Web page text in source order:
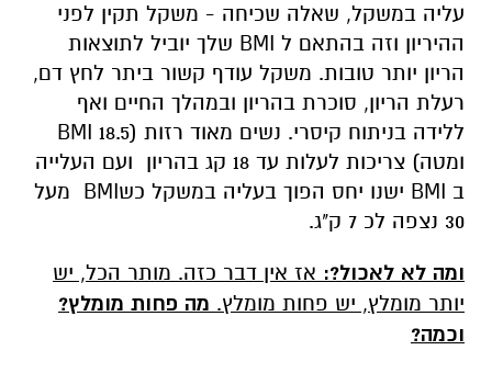
עליה במשקל, שאלה שכיחה - משקל תקין לפני
ההיריון וזה בהתאם ל BMI שלך יוביל לתוצאות
הריון יותר טובות. משקל עודף קשור ביתר לחץ דם,
רעלת הריון, סוכרת בהריון ובמהלך החיים ואף
ללידה בניתוח קיסרי. נשים מאוד רזות (BMI 18.5
ומטה) צריכות לעלות עד 18 קג בהריון ועם העלייה
ב BMI ישנו יחס הפוך בעליה במשקל כשBMI מעל
30 נצפה לכ 7 ק"ג.
ומה לא לאכול?: אז אין דבר כזה. מותר הכל, יש
יותר מומלץ, יש פחות מומלץ. מה פחות מומלץ?
וכמה?